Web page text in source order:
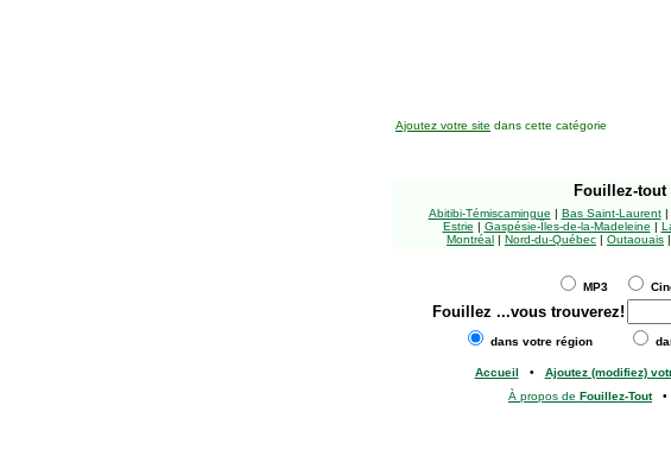
Ajoutez votre site dans cette catégorie
Fouillez-tout
Abitibi-Témiscamingue | Bas Saint-Laurent|
Estrie | Gaspésie-Îles-de-la-Madeleine |
Montréal | Nord-du-Québec | Outaouais |
MP3
Fouillez ...vous trouverez!
dans votre région
Accueil • Ajoutez (modifiez)
À propos de Fouillez-Tout•